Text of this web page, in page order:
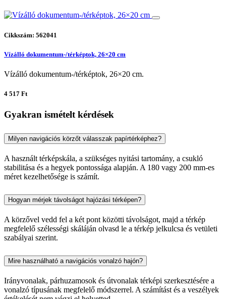
Cikkszám: 562041
Vízálló dokumentum-/térképtok, 26×20 cm
Vízálló dokumentum-/térképtok, 26×20 cm.
4 517 Ft
Gyakran ismételt kérdések
Milyen navigációs körzőt válasszak papírtérképhez?
A használt térképskála, a szükséges nyitási tartomány, a csukló
stabilitása és a hegyek pontossága alapján. A 180 vagy 200 mm-es
méret kezelhetősége is számít.
Hogyan mérjek távolságot hajózási térképen?
A körzővel vedd fel a két pont közötti távolságot, majd a térkép
megfelelő szélességi skáláján olvasd le a térkép jelkulcsa és vetületi
szabályai szerint.
Mire használható a navigációs vonalzó hajón?
Irányvonalak, párhuzamosok és útvonalak térképi szerkesztésére a
vonalzó típusának megfelelő módszerrel. A számítást és a veszélyek